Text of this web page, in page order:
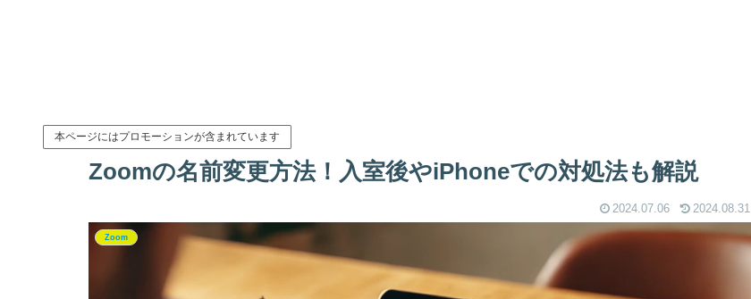
本ページにはプロモーションが含まれています
Zoomの名前変更方法！入室後やiPhoneでの対処法も解説
2024.07.06 2024.08.31
Zoom